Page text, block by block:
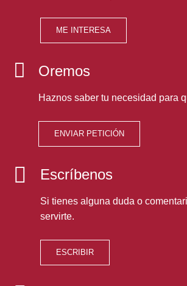
ME INTERESA
Oremos
Haznos saber tu necesidad para
ENVIAR PETICIÓN
Escríbenos
Si tienes alguna duda o
servirte.
ESCRIBIR